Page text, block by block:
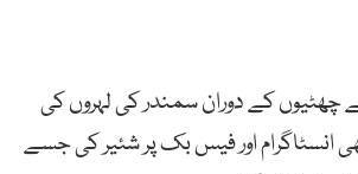
کے دوران سمندر کی لہروں کی
انسٹاگرام اور فیس بک پر شئیر کی جسے